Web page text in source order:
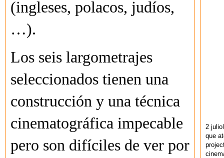
(ingleses, polacos, judíos,
…).
Los seis largometrajes
seleccionados tienen una
construcción y una técnica
cinematográfica impecable
pero son difíciles de ver por
2
que